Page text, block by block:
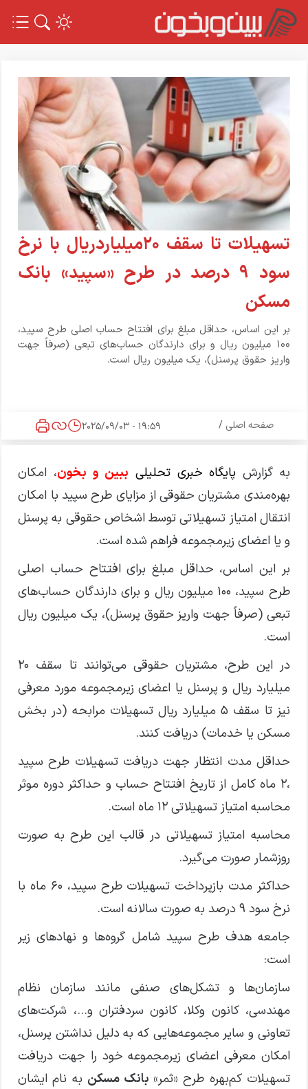
صفحه اصلی /
19:59 - 2025/09/03
تسهیلات تا سقف ۲۰میلیاردریال با نرخ
سود ۹ درصد در طرح «سپید» بانک
مسکن
بر این اساس، حداقل مبلغ برای افتتاح حساب اصلی طرح سپید،
۱۰۰ میلیون ریال و برای دارندگان حساب‌های تبعی (صرفاً جهت
واریز حقوق پرسنل)، یک میلیون ریال است.
به گزارش پایگاه خبری تحلیلی ببین و بخون، امکان
بهره‌مندی مشتریان حقوقی از مزایای طرح سپید با امکان
انتقال امتیاز تسهیلاتی توسط اشخاص حقوقی به پرسنل
و یا اعضای زیرمجموعه فراهم شده است.
بر این اساس، حداقل مبلغ برای افتتاح حساب اصلی
طرح سپید، ۱۰۰ میلیون ریال و برای دارندگان حساب‌های
تبعی (صرفاً جهت واریز حقوق پرسنل)، یک میلیون ریال
است.
در این طرح، مشتریان حقوقی می‌توانند تا سقف ۲۰
میلیارد ریال و پرسنل یا اعضای زیرمجموعه مورد معرفی
نیز تا سقف ۵ میلیارد ریال تسهیلات مرابحه (در بخش
مسکن یا خدمات) دریافت کنند.
حداقل مدت انتظار جهت دریافت تسهیلات طرح سپید
،۲ ماه کامل از تاریخ افتتاح حساب و حداکثر دوره موثر
محاسبه امتیاز تسهیلاتی ۱۲ ماه است.
محاسبه امتیاز تسهیلاتی در قالب این طرح به صورت
روزشمار صورت می‌گیرد.
حداکثر مدت بازپرداخت تسهیلات طرح سپید، ۶۰ ماه با
نرخ سود ۹ درصد به صورت سالانه است.
جامعه هدف طرح سپید شامل گروه‌ها و نهادهای زیر
است:
سازمان‌ها و تشکل‌های صنفی مانند سازمان نظام
مهندسی، کانون وکلا، کانون سردفتران و…، شرکت‌های
تعاونی و سایر مجموعه‌هایی که به دلیل نداشتن پرسنل،
امکان معرفی اعضای زیرمجموعه خود را جهت دریافت
تسهیلات کم‌بهره طرح «ثمر» بانک مسکن به نام ایشان